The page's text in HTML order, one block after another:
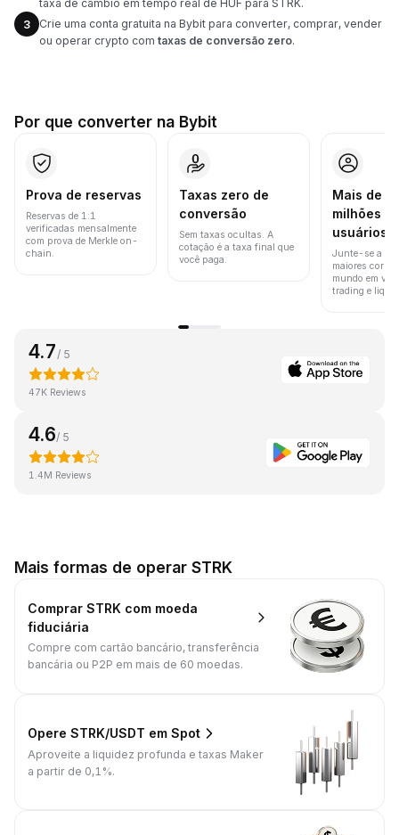
taxa de câmbio em tempo real de HUF para STRK.
3
Crie uma conta gratuita na Bybit para converter, comprar, vender
ou operar crypto com taxas de conversão zero.
Por que converter na Bybit
Prova de reservas
Reservas de 1:1
verificadas mensalmente
com prova de Merkle on-
chain.
Taxas zero de
conversão
Sem taxas ocultas. A
cotação é a taxa final que
você paga.
Mais de
milhões
usuários
Junte-se a
maiores
mundo em
trading e
4.7 / 5
47K Reviews
4.6/ 5
1.4M Reviews
Mais formas de operar STRK
Comprar STRK com moeda
fiduciária
Compre com cartão bancário, transferência
bancária ou P2P em mais de 60 moedas.
Opere STRK/USDT em Spot
Aproveite a liquidez profunda e taxas Maker
a partir de 0,1%.